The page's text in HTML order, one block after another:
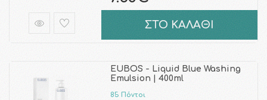
ΣΤΟ ΚΑΛΑΘΙ
EUBOS - Liquid Blue Washing
Emulsion | 400ml
85 Πόντοι